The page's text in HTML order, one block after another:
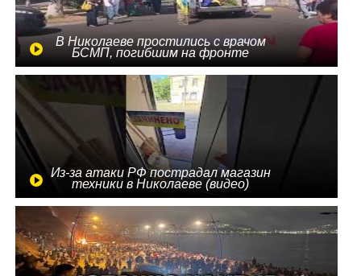
В Николаеве простились с врачом
БСМП, погибшим на фронте
Из-за атаки РФ пострадал магазин
техники в Николаеве (видео)